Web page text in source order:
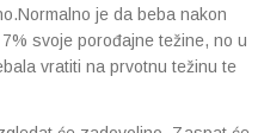
je da beba nakon
svoje porođajne težine, no u
vratiti na prvotnu težinu te